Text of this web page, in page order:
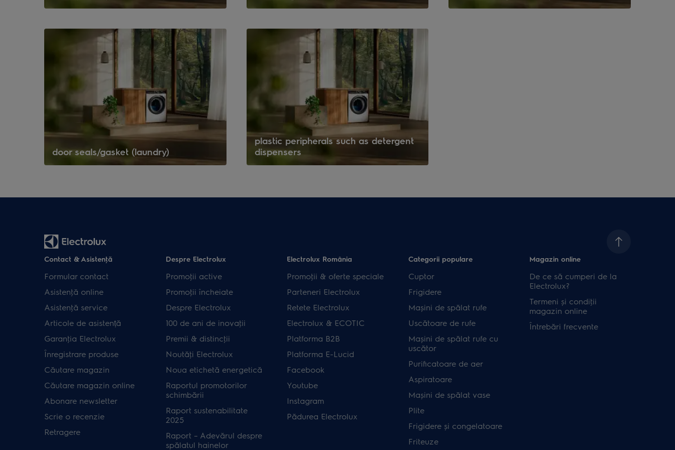
door seals/gasket (laundry)
plastic peripherals such as detergent
dispensers
Contact & Asistenţă
Formular contact
Asistenţă online
Asistenţă service
Articole de asistență
Garanţia Electrolux
Înregistrare produse
Căutare magazin
Căutare magazin online
Abonare newsletter
Scrie o recenzie
Retragere
Despre Electrolux
Promoţii active
Promoţii încheiate
Despre Electrolux
100 de ani de inovaţii
Premii & distincţii
Noutăţi Electrolux
Noua etichetă energetică
Raportul promotorilor
schimbării
Raport sustenabilitate
2025
Raport – Adevărul despre
spălatul hainelor
Electrolux România
Promoţii & oferte speciale
Parteneri Electrolux
Retete Electrolux
Electrolux & ECOTIC
Platforma B2B
Platforma E-Lucid
Facebook
Youtube
Instagram
Pădurea Electrolux
Categorii populare
Cuptor
Frigidere
Mașini de spălat rufe
Uscătoare de rufe
Mașini de spălat rufe cu
uscător
Purificatoare de aer
Aspiratoare
Mașini de spălat vase
Plite
Frigidere și congelatoare
Friteuze
Magazin online
De ce să cumperi de la
Electrolux?
Termeni și condiţii
magazin online
Întrebări frecvente